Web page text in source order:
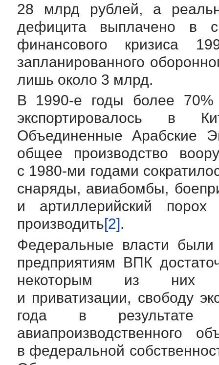
28 млрд рублей, а
дефицита выплачено в
финансового кризиса
запланированного
лишь около 3 млрд.
В 1990-е годы более 70%
экспортировалось в
Объединенные Арабские
общее производство
с 1980-ми годами
снаряды, авиабомбы,
и артиллерийский
производить[2].
Федеральные власти
предприятиям ВПК
некоторым из них
и приватизации, свободу
года в результате
авиапроизводственного
в федеральной